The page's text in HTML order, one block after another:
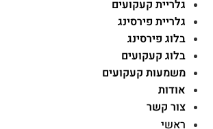
גלריית קעקועים
גלריית פירסינג
בלוג פירסינג
בלוג קעקועים
משמעות קעקועים
אודות
צור קשר
ראשי